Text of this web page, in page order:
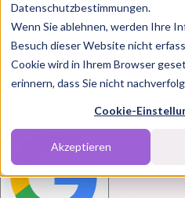
Datenschutzbestimmungen.
Wenn Sie ablehnen, werden Ihre
Besuch dieser Website nicht
Cookie wird in Ihrem Browser
erinnern, dass Sie nicht
Cookie-
Akzeptieren
Login
Melde dich bei Nindo an
Du hast noch keinen Account?